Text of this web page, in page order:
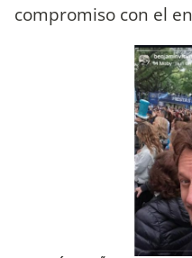
compromiso con el